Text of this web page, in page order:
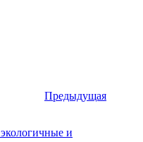
Предыдущая
и